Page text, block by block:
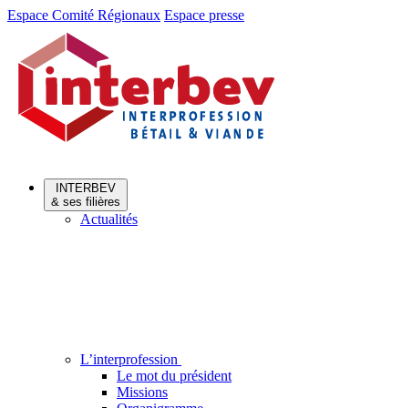
Aller
Aller
contenu
Espace Comité Régionaux Espace presse
INTERBEV
& ses filières
Actualités
L’interprofession
Le mot du président
Missions